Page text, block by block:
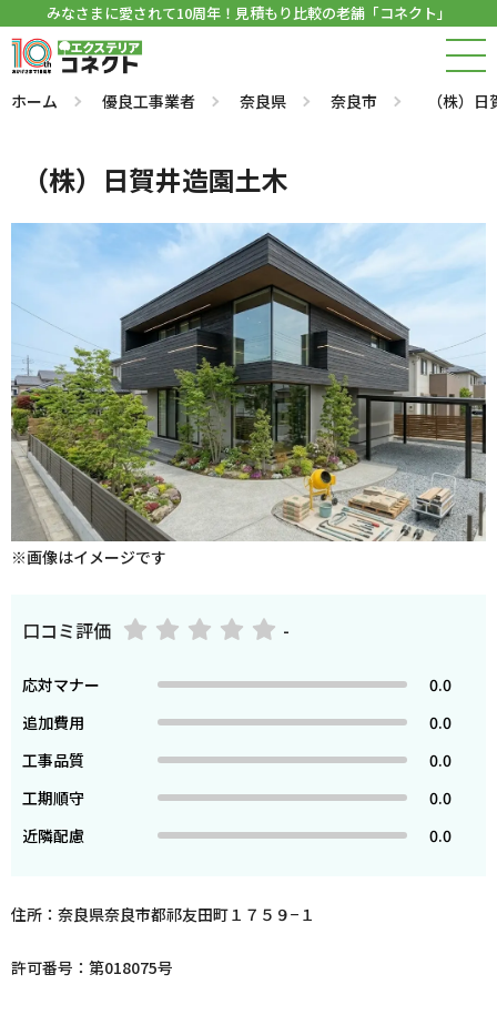
みなさまに愛されて10周年！見積もり比較の老舗「コネクト」
ホーム 優良工事業者 奈良県 奈良市 （株）
（株）日賀井造園土木
※画像はイメージです
口コミ評価 -
応対マナー
0.0
追加費用
0.0
工事品質
0.0
工期順守
0.0
近隣配慮
0.0
住所：奈良県奈良市都祁友田町１７５９−１
許可番号：第018075号